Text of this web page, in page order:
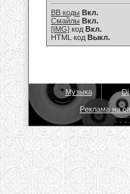
BB коды Вкл.
Смайлы Вкл.
[IMG] код Вкл.
HTML код Выкл.
Музыка Dj
Реклама на